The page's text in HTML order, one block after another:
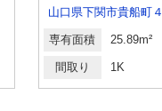
山口県下関市貴船町４
専有面積 25.89m²
間取り 1K